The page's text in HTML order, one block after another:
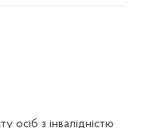
осіб з інвалідністю